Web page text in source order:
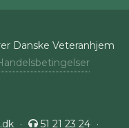
Danske Veteranhjem
· 51 21 23 24 ·